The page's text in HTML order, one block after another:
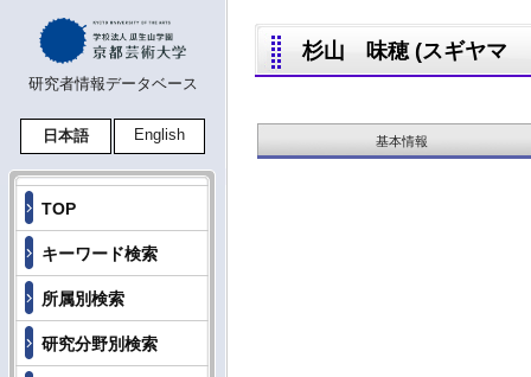
研究者情報データベース
日本語 English
TOP
キーワード検索
所属別検索
研究分野別検索
杉山 味穂 (スギヤマ
基本情報